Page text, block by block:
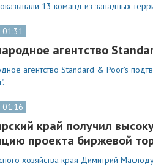
13 команд из западных
01:31
агентство
агентство Standard & Poor’s
01:16
край получил
проекта биржевой
хозяйства края Димитрий